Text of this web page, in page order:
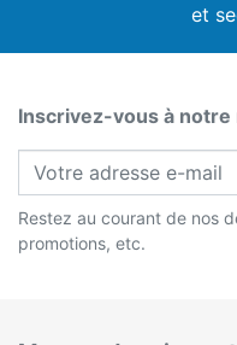
et
Inscrivez-vous à
Restez au courant de nos
promotions, etc.